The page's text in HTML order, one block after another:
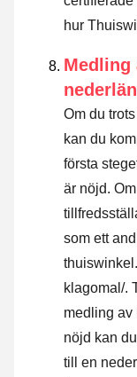
hur
Medling
Om du
kan du
första
är nöjd.
som ett
klagomal/.
medling av
nöjd kan
till en